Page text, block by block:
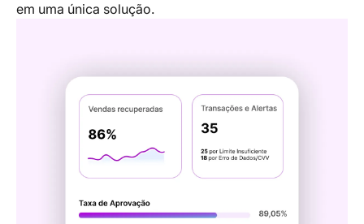
em uma única solução.